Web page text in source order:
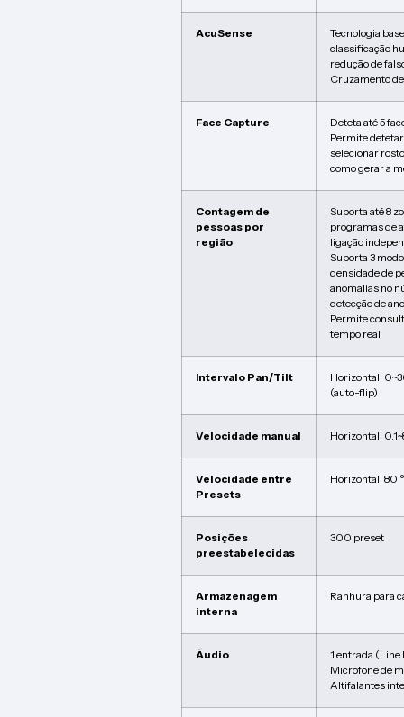
AcuSense
Tecnologia
classificação
redução de
Cruzamento
Face Capture
Deteta até 5
Permite
selecionar
como gerar a
Contagem de
pessoas por
região
Suporta até 8
programas de
ligação
Suporta 3
densidade de
anomalias no
detecção de
Permite
tempo real
Intervalo Pan/Tilt
Horizontal:
(auto-flip)
Velocidade manual Horizontal:
Velocidade entre
Presets
Horizontal: 80
Posições
preestabelecidas
300 preset
Armazenagem
interna
Ranhura para
Áudio
1 entrada (Line
Microfone de
Altifalantes